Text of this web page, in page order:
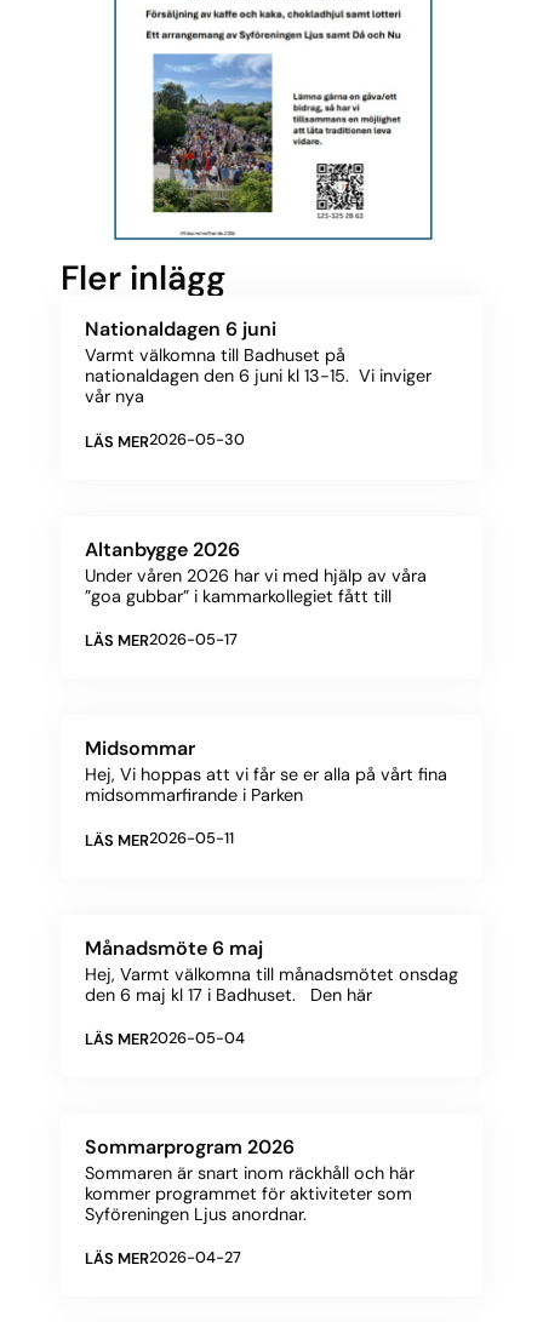
Fler inlägg
Nationaldagen 6 juni
Varmt välkomna till Badhuset på
nationaldagen den 6 juni kl 13-15. Vi inviger
vår nya
LÄS MER2026-05-30
Altanbygge 2026
Under våren 2026 har vi med hjälp av våra
”goa gubbar” i kammarkollegiet fått till
LÄS MER2026-05-17
Midsommar
Hej, Vi hoppas att vi får se er alla på vårt fina
midsommarfirande i Parken
LÄS MER2026-05-11
Månadsmöte 6 maj
Hej, Varmt välkomna till månadsmötet onsdag
den 6 maj kl 17 i Badhuset. Den här
LÄS MER2026-05-04
Sommarprogram 2026
Sommaren är snart inom räckhåll och här
kommer programmet för aktiviteter som
Syföreningen Ljus anordnar.
LÄS MER2026-04-27